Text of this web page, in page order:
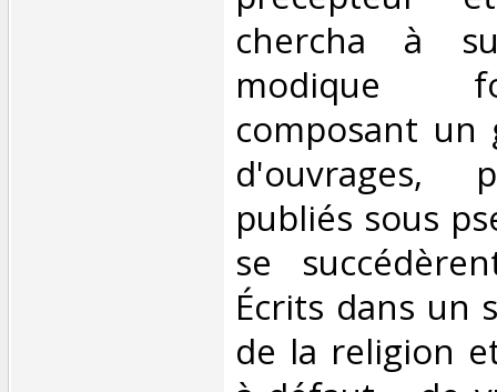
chercha à
modique
composant un
d'ouvrages,
publiés sous
se
Écrits dans un
de la religion